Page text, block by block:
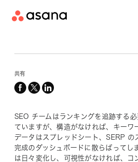
セールスチームに問い
共有
facebook
x-
linkedin
SEO チームはランキングを追跡する
ていますが、構造がなければ、キーワ
データはスプレッドシート、SERP の
完成のダッシュボードに散らばってし
は日々変化し、可視性がなければ、コ